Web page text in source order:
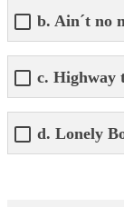
b. Ain´t no
c. Highway
d. Lonely